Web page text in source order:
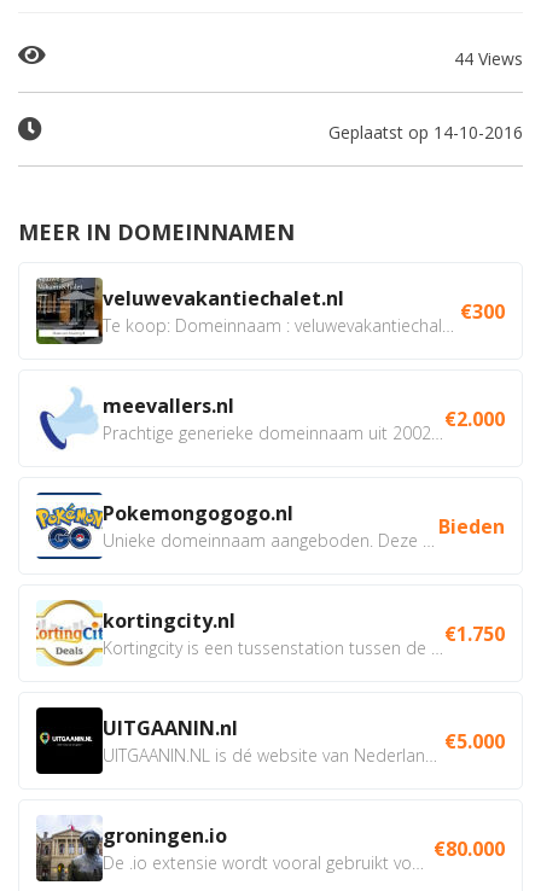
44 Views
Geplaatst op 14-10-2016
MEER IN DOMEINNAMEN
veluwevakantiechalet.nl €300
meevallers.nl €2.000
Pokemongogogo.nl Bieden
kortingcity.nl €1.750
UITGAANIN.nl €5.000
groningen.io €80.000